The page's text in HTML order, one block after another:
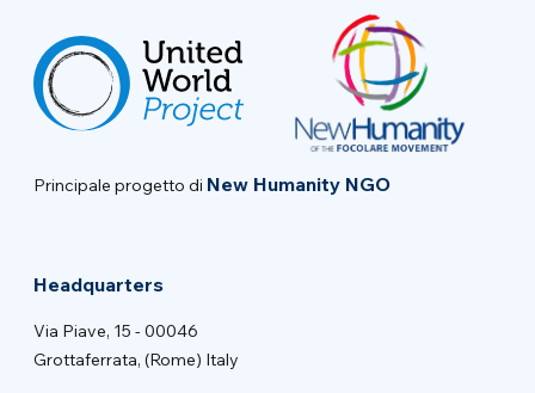
Principale progetto di New Humanity NGO
Headquarters
Via Piave, 15 - 00046
Grottaferrata, (Rome) Italy